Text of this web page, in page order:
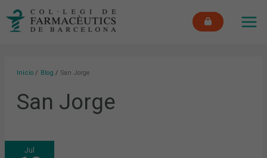
Inicio Blog San Jorge
San Jorge
Jul
¡ESTE
VERANO